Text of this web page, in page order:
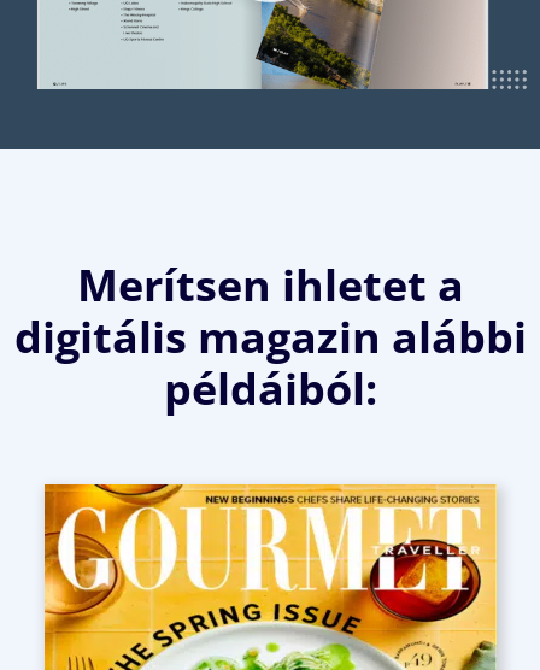
Merítsen ihletet a
digitális magazin alábbi
példáiból: